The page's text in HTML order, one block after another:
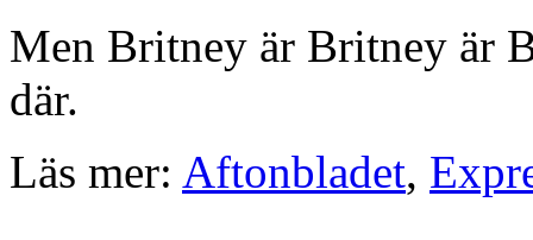
Men Britney är Britney är
där.
Läs mer: Aftonbladet,